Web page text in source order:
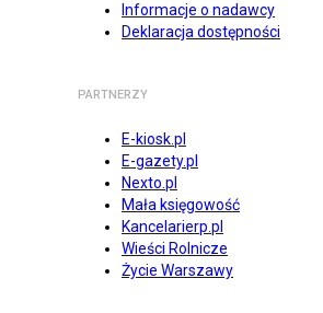
Informacje o nadawcy
Deklaracja dostępności
PARTNERZY
E-kiosk.pl
E-gazety.pl
Nexto.pl
Mała księgowość
Kancelarierp.pl
Wieści Rolnicze
Życie Warszawy